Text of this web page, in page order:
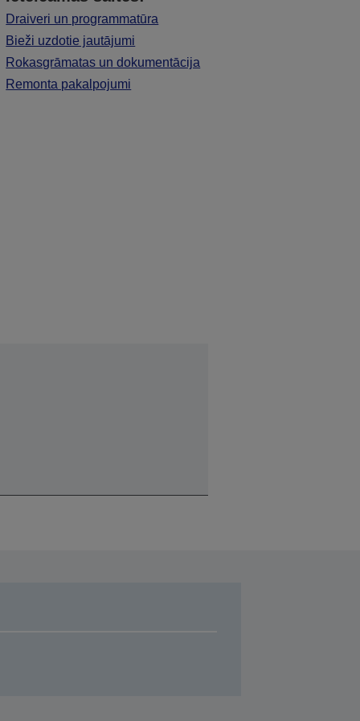
Draiveri un programmatūra
Bieži uzdotie jautājumi
Rokasgrāmatas un dokumentācija
Remonta pakalpojumi